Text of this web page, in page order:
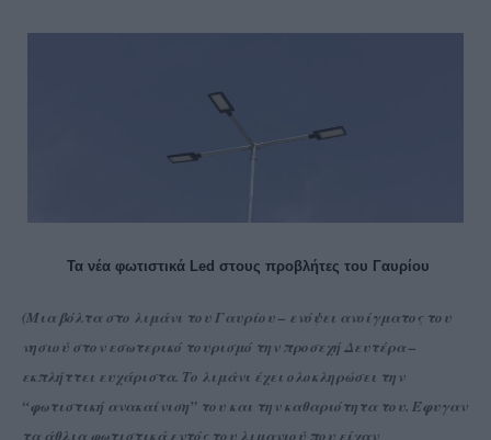
Τα νέα φωτιστικά Led στους προβλήτες του Γαυρίου
(Μια βόλτα στο λιμάνι του Γαυρίου – ενόψει ανοίγματος του
νησιού στον εσωτερικό τουρισμό τη ν προσεχή Δευτέρα –
εκπλήττει ευχάριστα. Το λιμάνι έχει ολοκληρώσει την
“φωτιστική ανακαίνιση” του και την καθαριότητα του. Έφυγαν
τα άθλια φωτιστικά εντός του λιμανιού που είχαν